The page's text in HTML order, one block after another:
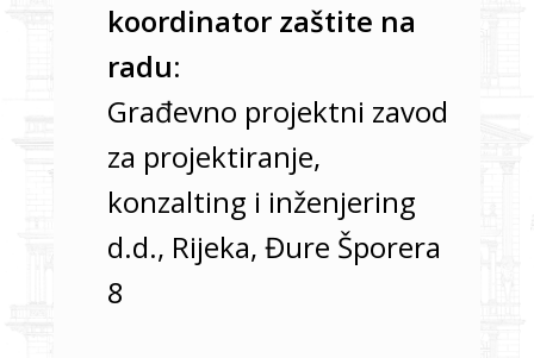
koordinator zaštite na
radu:
Građevno projektni zavod
za projektiranje,
konzalting i inženjering
d.d., Rijeka, Đure Šporera
8